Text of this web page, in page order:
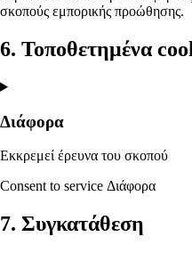
σκοπούς εμπορικής προώθησης.
6. Τοποθετημένα
Διάφορα
Εκκρεμεί έρευνα του σκοπού
Consent to service Διάφορα
7. Συγκατάθεση